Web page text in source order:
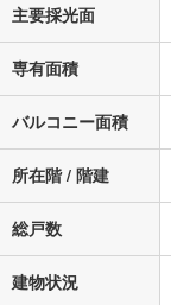
主要採光面
専有面積
バルコニー面積
所在階 / 階建
総戸数
建物状況